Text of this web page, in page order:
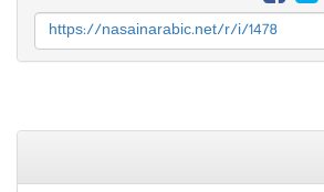
https://nasainarabic.net/r/i/1478